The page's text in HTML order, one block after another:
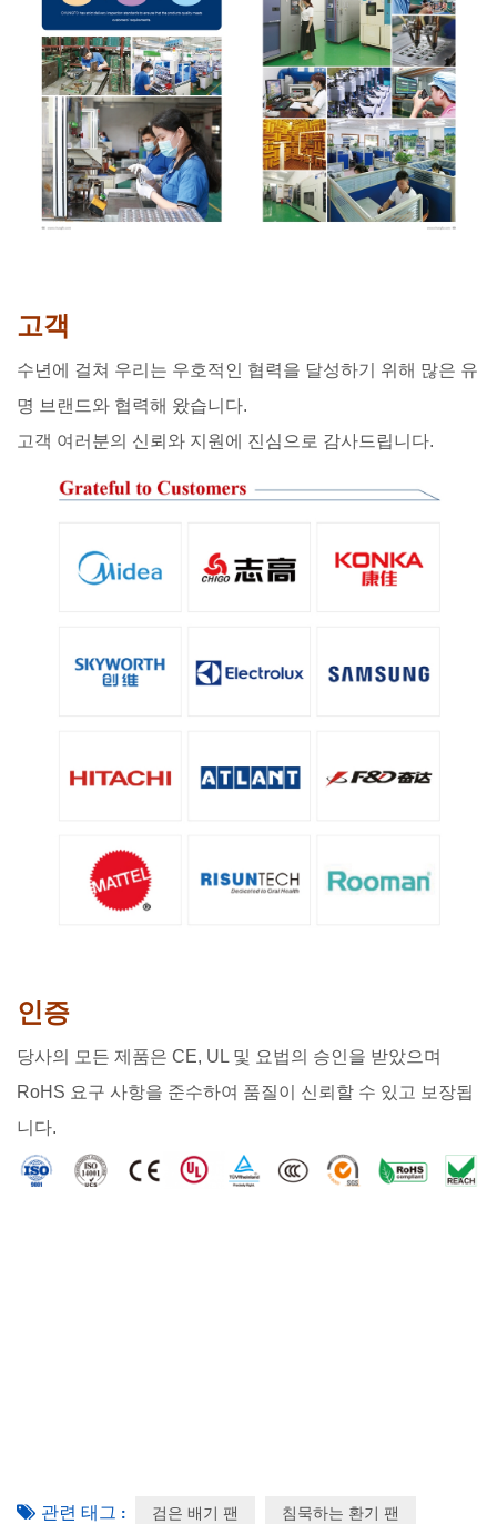
고객
수년에 걸쳐 우리는 우호적인 협력을 달성하기 위해 많은 유
명 브랜드와 협력해 왔습니다.
고객 여러분의 신뢰와 지원에 진심으로 감사드립니다.
인증
당사의 모든 제품은 CE, UL 및 요법의 승인을 받았으며
RoHS 요구 사항을 준수하여 품질이 신뢰할 수 있고 보장됩
니다.
관련 태그 : 검은 배기 팬 침묵하는 환기 팬